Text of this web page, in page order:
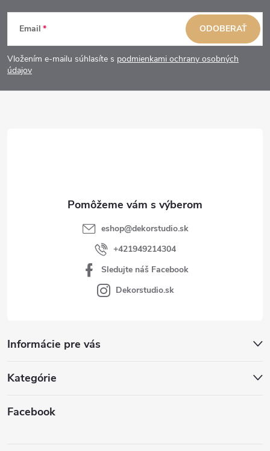
Z
á
p
Email
Vložením e-mailu súhlasíte s podmienkami ochrany osobných
údajov
ODOBERAŤ
Informácie pre vás
Kategórie
Facebook
eshop@dekorstudio.sk
+421949214304
Sledujte náš Facebook
Dekorstudio.sk